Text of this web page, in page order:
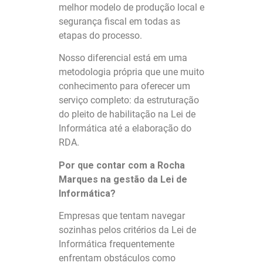
melhor modelo de produção local e
segurança fiscal em todas as
etapas do processo.
Nosso diferencial está em uma
metodologia própria que une muito
conhecimento para oferecer um
serviço completo: da estruturação
do pleito de habilitação na Lei de
Informática até a elaboração do
RDA.
Por que contar com a Rocha
Marques na gestão da Lei de
Informática?
Empresas que tentam navegar
sozinhas pelos critérios da Lei de
Informática frequentemente
enfrentam obstáculos como